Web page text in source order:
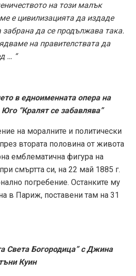
на този малък
е цивилизацията да издаде
забрана да се продължава така.
на правителствата да
… “
в едноименната опера на
“Кралят се забавлява”
на моралните и политически
втората половина от живота
емблематична фигура на
смъртта си, на 22 май 1885 г.
погребение. Останките му
в Париж, поставени там на 31
Света Богородица” с Джина
Куин